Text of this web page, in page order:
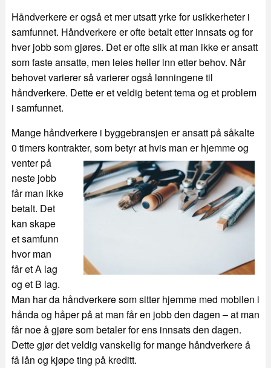
Håndverkere er også et mer utsatt yrke for usikkerheter i
samfunnet. Håndverkere er ofte betalt etter innsats og for
hver jobb som gjøres. Det er ofte slik at man ikke er ansatt
som faste ansatte, men leies heller inn etter behov. Når
behovet varierer så varierer også lønningene til
håndverkere. Dette er et veldig betent tema og et problem
i samfunnet.
Mange håndverkere i byggebransjen er ansatt på såkalte
0 timers kontrakter, som betyr athvis man er hjemme og
venter på
neste jobb
får man ikke
betalt. Det
kan skape
et samfunn
hvor man
får et A lag
og et B lag.
Man har da håndverkere som sitter hjemme med mobilen i
hånda og håper på at man får en jobb den dagen – at man
får noe å gjøre som betaler for ens innsats den dagen.
Dette gjør det veldig vanskelig for mange håndverkere å
få lån og kjøpe ting på kreditt.